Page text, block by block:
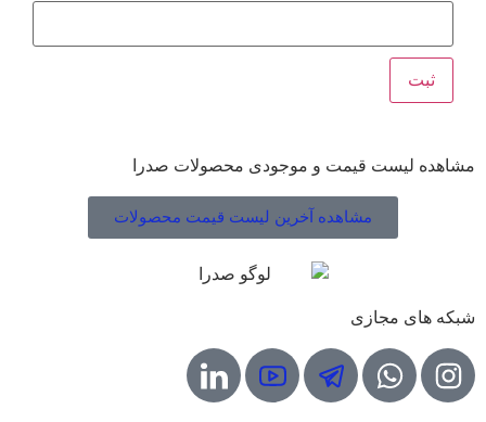
مشاهده لیست قیمت و موجودی محصولات صدرا
مشاهده آخرین لیست قیمت محصولات
شبکه های مجازی